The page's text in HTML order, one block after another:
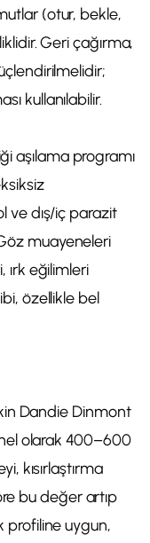
(otur, bekle,
Geri çağırma,
kullanılabilir.
aşılama programı
ve dış/iç parazit
muayeneleri
ırk eğilimleri
özellikle bel
Dandie Dinmont
olarak 400–600
kısırlaştırma
bu değer artıp
profiline uygun,